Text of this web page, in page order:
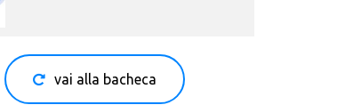
vai alla bacheca